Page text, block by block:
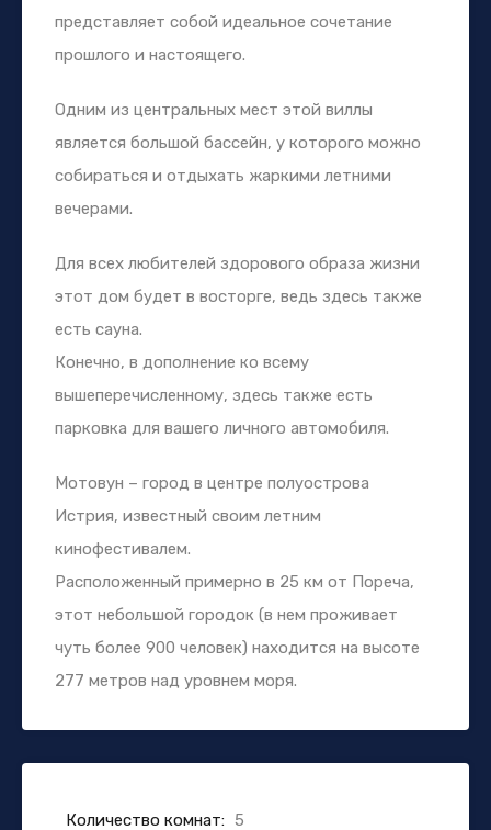
представляет собой идеальное сочетание
прошлого и настоящего.
Одним из центральных мест этой виллы
является большой бассейн, у которого можно
собираться и отдыхать жаркими летними
вечерами.
Для всех любителей здорового образа жизни
этот дом будет в восторге, ведь здесь также
есть сауна.
Конечно, в дополнение ко всему
вышеперечисленному, здесь также есть
парковка для вашего личного автомобиля.
Мотовун – город в центре полуострова
Истрия, известный своим летним
кинофестивалем.
Расположенный примерно в 25 км от Пореча,
этот небольшой городок (в нем проживает
чуть более 900 человек) находится на высоте
277 метров над уровнем моря.
Количество комнат: 5